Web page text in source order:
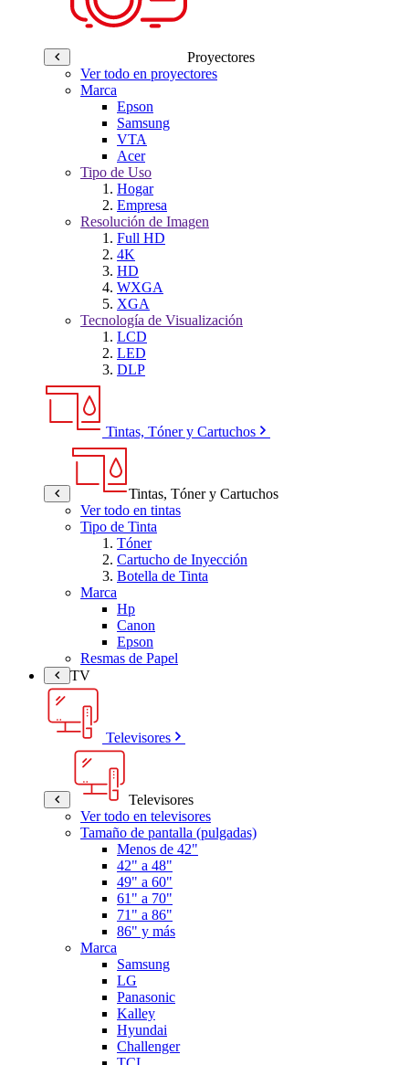
Proyectores
Ver todo en proyectores
Marca
Epson
Samsung
VTA
Acer
Tipo de Uso
Hogar
Empresa
Resolución de Imagen
Full HD
4K
HD
WXGA
XGA
Tecnología de Visualización
LCD
LED
DLP
Tintas, Tóner y Cartuchos
Tintas, Tóner y Cartuchos
Ver todo en tintas
Tipo de Tinta
Tóner
Cartucho de Inyección
Botella de Tinta
Marca
Hp
Canon
Epson
Resmas de Papel
TV
Televisores
Televisores
Ver todo en televisores
Tamaño de pantalla (pulgadas)
Menos de 42"
42" a 48"
49" a 60"
61" a 70"
71" a 86"
86" y más
Marca
Samsung
LG
Panasonic
Kalley
Hyundai
Challenger